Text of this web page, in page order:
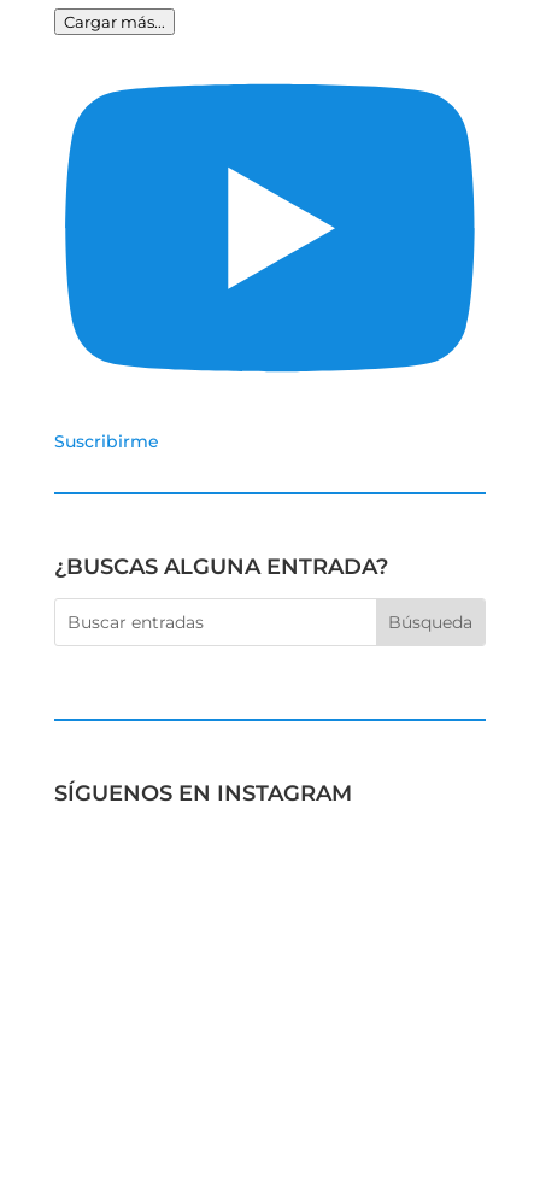
Cargar más...
Suscribirme
¿BUSCAS ALGUNA ENTRADA?
SÍGUENOS EN INSTAGRAM